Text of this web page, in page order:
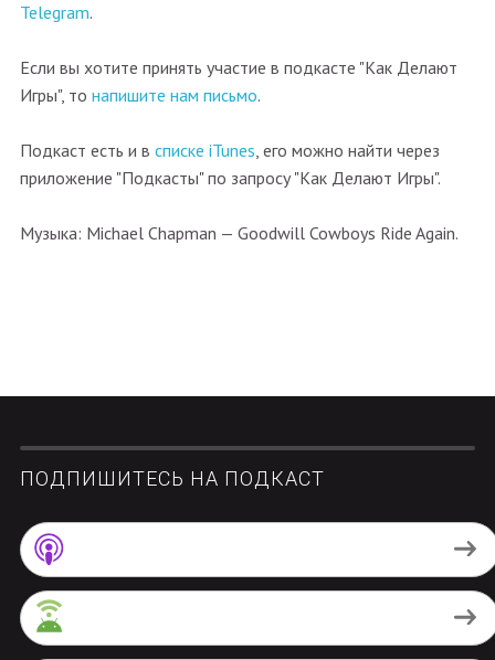
Telegram.
Если вы хотите принять участие в подкасте "Как Делают
Игры", то напишите нам письмо.
Подкаст есть и в списке iTunes, его можно найти через
приложение "Подкасты" по запросу "Как Делают Игры".
Музыка: Michael Chapman — Goodwill Cowboys Ride Again.
ПОДПИШИТЕСЬ НА ПОДКАСТ